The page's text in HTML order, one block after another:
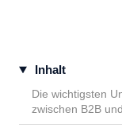
e
Inhalt
Die wichtigsten
zwischen B2B